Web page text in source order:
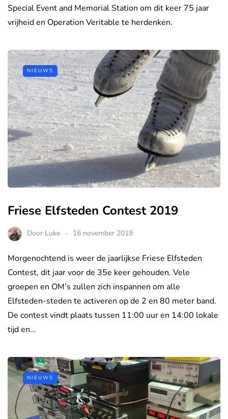
Special Event and Memorial Station om dit keer 75 jaar
vrijheid en Operation Veritable te herdenken.
NIEUWS
Friese Elfsteden Contest 2019
Door Luke 16 november 2019
Morgenochtend is weer de jaarlijkse Friese Elfsteden
Contest, dit jaar voor de 35e keer gehouden. Vele
groepen en OM’s zullen zich inspannen om alle
Elfsteden-steden te activeren op de 2 en 80 meter band.
De contest vindt plaats tussen 11:00 uur en 14:00 lokale
tijd en…
NIEUWS